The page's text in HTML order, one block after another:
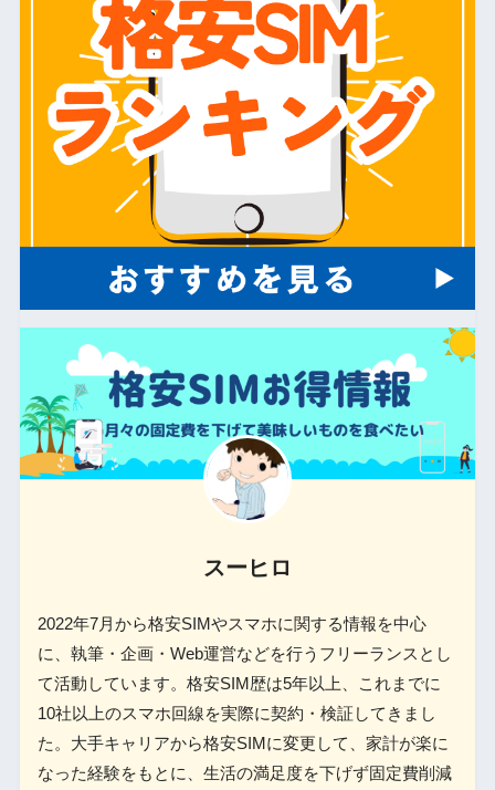
スーヒロ
2022年7月から格安SIMやスマホに関する情報を中心
に、執筆・企画・Web運営などを行うフリーランスとし
て活動しています。格安SIM歴は5年以上、これまでに
10社以上のスマホ回線を実際に契約・検証してきまし
た。大手キャリアから格安SIMに変更して、家計が楽に
なった経験をもとに、生活の満足度を下げず固定費削減